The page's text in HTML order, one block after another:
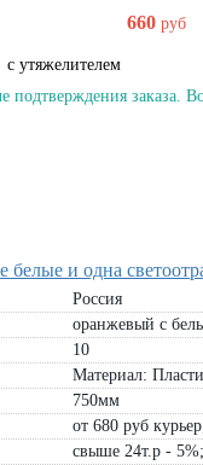
660 руб
с утяжелителем
подтверждения заказа.
белые и одна
Россия
оранжевый с
10
Материал:
750мм
от 680 руб
свыше 24т.р -